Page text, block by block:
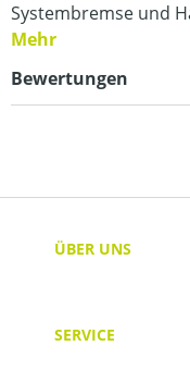
Systembremse und
Mehr
Bewertungen
ÜBER UNS
SERVICE